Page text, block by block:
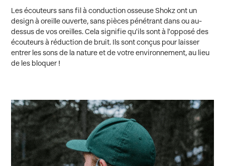
Les écouteurs sans fil à conduction osseuse Shokz ont un
design à oreille ouverte, sans pièces pénétrant dans ou au-
dessus de vos oreilles. Cela signifie qu'ils sont à l'opposé des
écouteurs à réduction de bruit. Ils sont conçus pour laisser
entrer les sons de la nature et de votre environnement, au lieu
de les bloquer !